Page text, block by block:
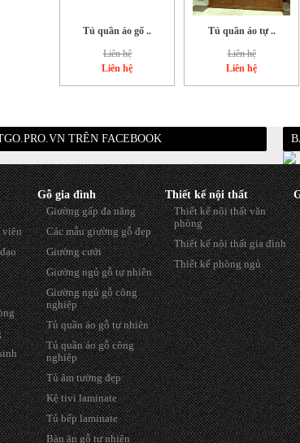
Tủ quần áo gố ..
Liên hệ
Liên hệ
Tủ quần áo tự ..
Liên hệ
Liên hệ
TRÊN FACEBOOK
viên
Gỗ gia đình
Giường gấp đa năng
Các mẫu giường gỗ đẹp
Giường cưới
Giường ngủ gỗ tự nhiên
Giường ngủ gỗ công
nghiệp
Tủ quần áo gỗ tự nhiên
Tủ quần áo gỗ công
nghiệp
Tủ âm tường đẹp
Kệ tivi laminate
Tủ bếp laminate
Bàn ăn gỗ tự nhiên
Thiết kế nội thất
Thiết kế nội thất văn
phòng
Thiết kế nội thất gia đình
Thiết kế phòng ngủ